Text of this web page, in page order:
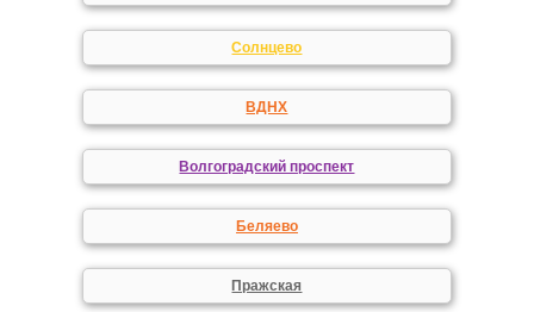
Солнцево
ВДНХ
Волгоградский проспект
Беляево
Пражская